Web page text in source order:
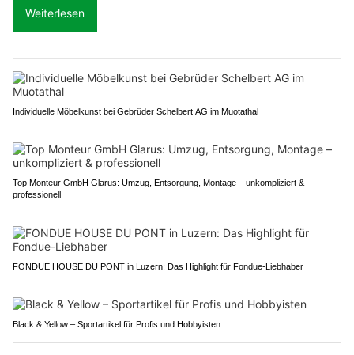
Weiterlesen
Individuelle Möbelkunst bei Gebrüder Schelbert AG im Muotathal
Top Monteur GmbH Glarus: Umzug, Entsorgung, Montage – unkompliziert &
professionell
FONDUE HOUSE DU PONT in Luzern: Das Highlight für Fondue-Liebhaber
Black & Yellow – Sportartikel für Profis und Hobbyisten